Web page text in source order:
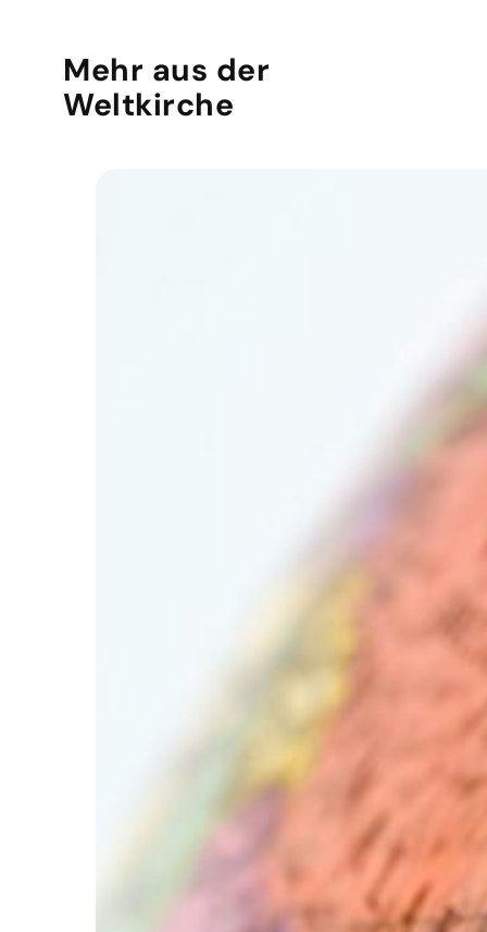
Mehr aus der
Weltkirche